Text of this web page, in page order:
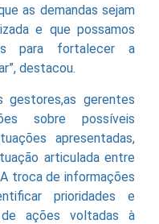
as demandas sejam
e que possamos
para fortalecer a
destacou.
gerentes
sobre possíveis
apresentadas,
articulada entre
troca de informações
prioridades e
ações voltadas à